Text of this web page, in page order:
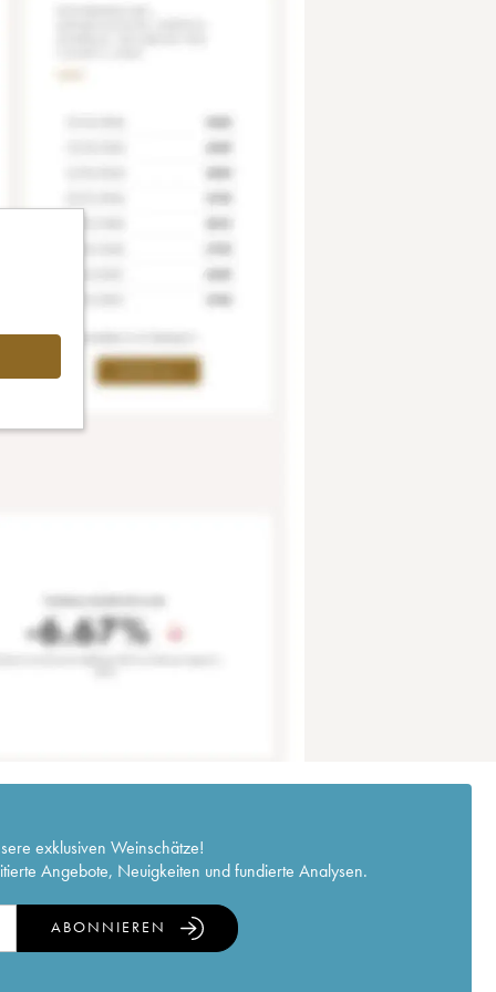
exklusiven Weinschätze!
Angebote, Neuigkeiten und fundierte Analysen.
ABONNIEREN